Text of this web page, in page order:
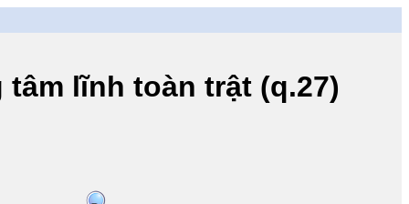
tâm lĩnh toàn trật (q.27)